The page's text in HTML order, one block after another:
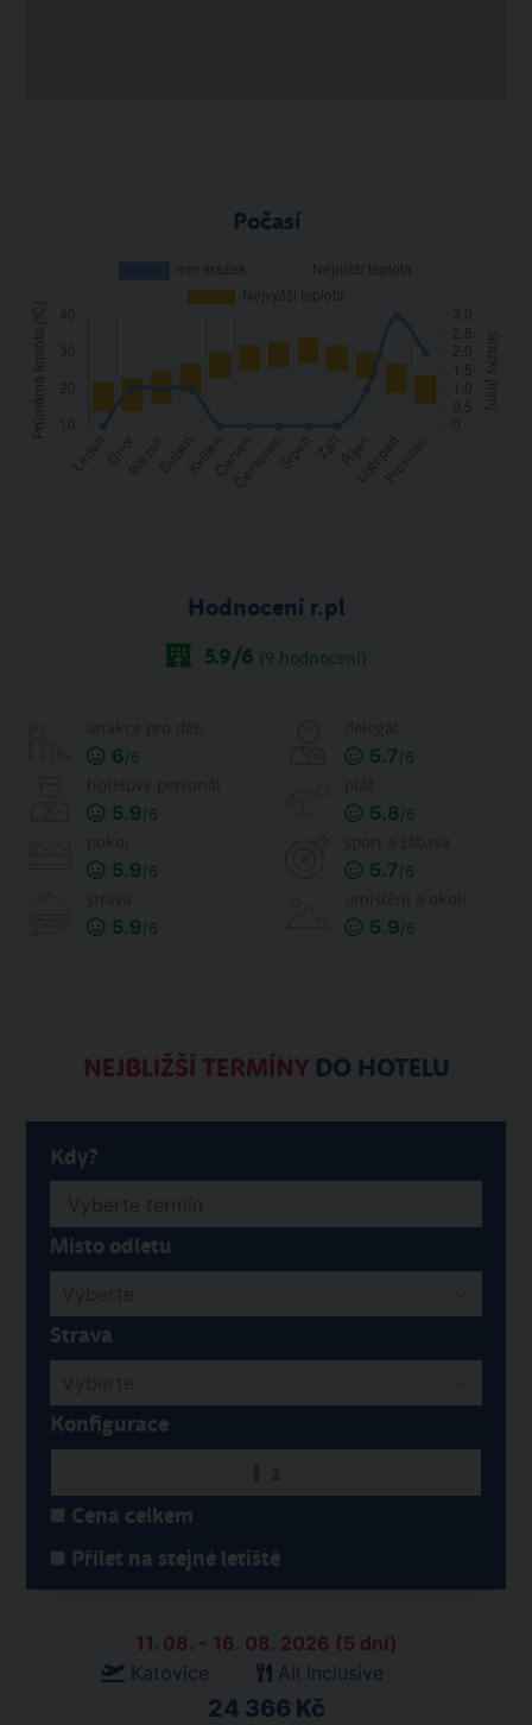
Počasí
Hodnocení r.pl
5.9/6 (9 hodnocení)
6/6 5.7/6
5.9/6 5.8/6
5.9/6 5.7/6
5.9/6 5.9/6
NEJBLIŽŠÍ TERMÍNYDO HOTELU
Kdy?
Místo odletu
Strava
Konfigurace
Cena celkem
Přílet na stejné letiště
11. 08. - 16. 08. 2026 (5 dní)
Katovice
All Inclusive
24 366 Kč